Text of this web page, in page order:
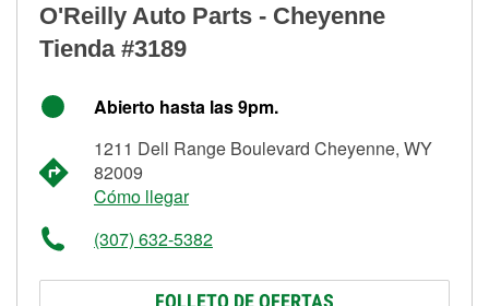
O'Reilly Auto Parts - Cheyenne
Tienda #3189
Abierto hasta las 9pm.
1211 Dell Range Boulevard Cheyenne, WY
82009
Cómo llegar
(307) 632-5382
FOLLETO DE OFERTAS